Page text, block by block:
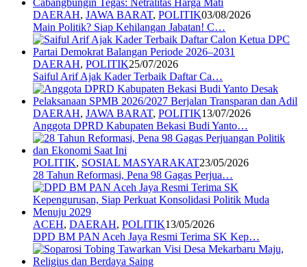
DAERAH, JAWA BARAT, POLITIK03/08/2026
Main Politik? Siap Kehilangan Jabatan! C…
DAERAH, POLITIK25/07/2026
Saiful Arif Ajak Kader Terbaik Daftar Ca…
DAERAH, JAWA BARAT, POLITIK13/07/2026
Anggota DPRD Kabupaten Bekasi Budi Yanto…
POLITIK, SOSIAL MASYARAKAT23/05/2026
28 Tahun Reformasi, Pena 98 Gagas Perjua…
ACEH, DAERAH, POLITIK13/05/2026
DPD BM PAN Aceh Jaya Resmi Terima SK Kep…